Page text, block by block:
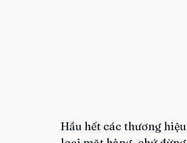
Hầu hết các thương